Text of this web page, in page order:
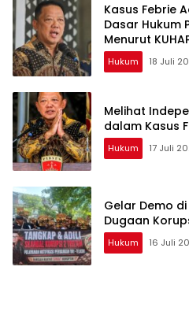
Kasus Febrie
Dasar Hukum
Menurut
Hukum 18 Juli
Melihat
dalam Kasus
Hukum 17 Juli
Gelar Demo di
Dugaan
Hukum 16 Juli